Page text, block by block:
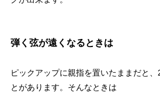
弾く弦が遠くなるときは
ピックアップに親指を置いたままだと
とがあります。そんなときは